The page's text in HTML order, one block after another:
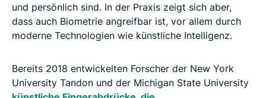
und persönlich sind. In der Praxis zeigt sich aber,
dass auch Biometrie angreifbar ist, vor allem durch
moderne Technologien wie künstliche Intelligenz.
Bereits 2018 entwickelten Forscher der New York
University Tandon und der Michigan State University